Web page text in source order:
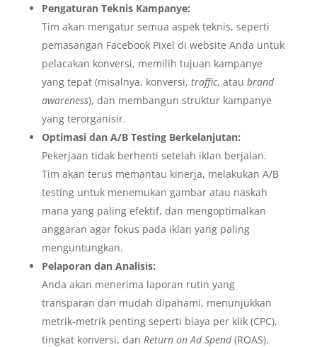
Pengaturan Teknis Kampanye:
Tim akan mengatur semua aspek teknis, seperti
pemasangan Facebook Pixel di website Anda untuk
pelacakan konversi, memilih tujuan kampanye
yang tepat (misalnya, konversi, traffic, atau brand
awareness), dan membangun struktur kampanye
yang terorganisir.
Optimasi dan A/B Testing Berkelanjutan:
Pekerjaan tidak berhenti setelah iklan berjalan.
Tim akan terus memantau kinerja, melakukan A/B
testing untuk menemukan gambar atau naskah
mana yang paling efektif, dan mengoptimalkan
anggaran agar fokus pada iklan yang paling
menguntungkan.
Pelaporan dan Analisis:
Anda akan menerima laporan rutin yang
transparan dan mudah dipahami, menunjukkan
metrik-metrik penting seperti biaya per klik (CPC),
tingkat konversi, dan Return on Ad Spend(ROAS).